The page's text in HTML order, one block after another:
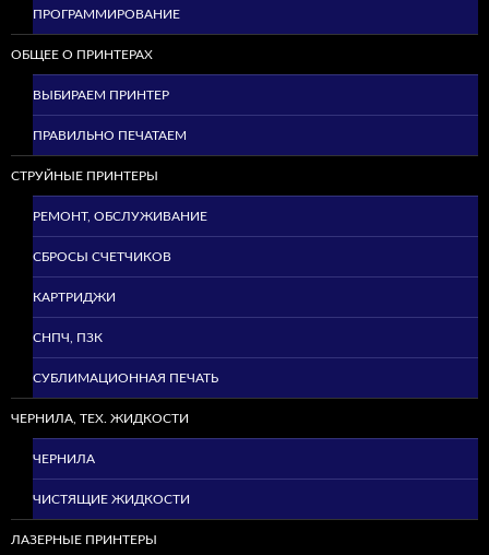
ПРОГРАММИРОВАНИЕ
ОБЩЕЕ О ПРИНТЕРАХ
ВЫБИРАЕМ ПРИНТЕР
ПРАВИЛЬНО ПЕЧАТАЕМ
СТРУЙНЫЕ ПРИНТЕРЫ
РЕМОНТ, ОБСЛУЖИВАНИЕ
СБРОСЫ СЧЕТЧИКОВ
КАРТРИДЖИ
СНПЧ, ПЗК
СУБЛИМАЦИОННАЯ ПЕЧАТЬ
ЧЕРНИЛА, ТЕХ. ЖИДКОСТИ
ЧЕРНИЛА
ЧИСТЯЩИЕ ЖИДКОСТИ
ЛАЗЕРНЫЕ ПРИНТЕРЫ